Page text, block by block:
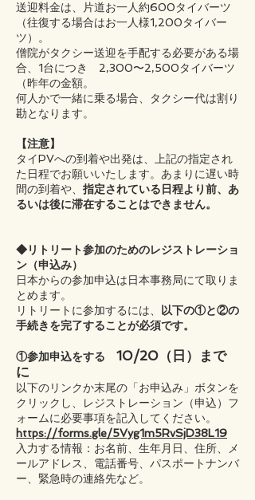
送迎料金は、片道お一人約600タイバーツ
（往復する場合はお一人様1,200タイバー
ツ）。
僧院がタクシー送迎を手配する必要がある場
合、1台につき 2,300〜2,500タイバーツ
（昨年の金額。
何人かで一緒に乗る場合、タクシー代は割り
勘となります。
【注意】
タイPVへの到着や出発は、上記の指定され
た日程でお願いいたします。あまりに遅い時
間の到着や、 指定されている日程より前、あ
るいは後に滞在することはできません。
◆リトリート参加のためのレジストレーショ
ン（申込み）
日本からの参加申込は日本事務局にて取りま
とめます。
リトリートに参加するには、
以下の①と②の
手続きを完了することが必須です。
①参加申込をする 10/20（日）まで
に
以下のリンクか末尾の「お申込み」ボタンを
クリックし、レジストレーション（申込）フ
ォームに必要事項を記入してください。
https://forms.gle/5Vyg1m5RvSjD38L19
入力する情報：お名前、生年月日、住所、メ
ールアドレス、電話番号、パスポートナンバ
ー、緊急時の連絡先など。